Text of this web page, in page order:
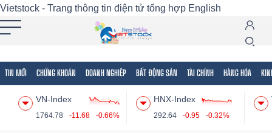
Vietstock - Trang thông tin điện tử tổng hợp English
TIN MỚI CHỨNG KHOÁN DOANH NGHIỆP BẤT ĐỘNG SẢN TÀI CHÍNH HÀNG HÓA
VN-Index
1764.78 -11.68 -0.66%
HNX-Index
292.64 -0.95 -0.32%
Tất cả Tính năng Ngành Mã chứng khoán
Tính